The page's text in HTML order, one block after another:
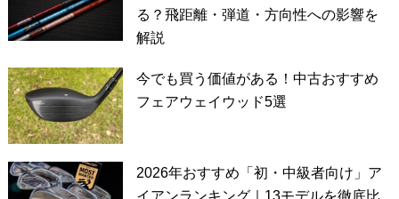
る？飛距離・弾道・方向性への影響を
解説
今でも買う価値がある！中古おすすめ
フェアウェイウッド5選
2026年おすすめ「初・中級者向け」ア
イアンランキング｜13モデルを徹底比